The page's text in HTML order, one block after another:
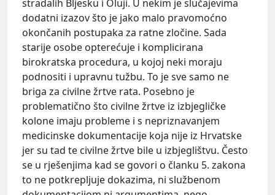
stradalih Bljesku i Oluji. U nekim je slučajevima
dodatni izazov što je jako malo pravomoćno
okončanih postupaka za ratne zločine. Sada
starije osobe opterećuje i komplicirana
birokratska procedura, u kojoj neki moraju
podnositi i upravnu tužbu. To je sve samo ne
briga za civilne žrtve rata. Posebno je
problematično što civilne žrtve iz izbjegličke
kolone imaju probleme i s nepriznavanjem
medicinske dokumentacije koja nije iz Hrvatske
jer su tad te civilne žrtve bile u izbjeglištvu. Često
se u rješenjima kad se govori o članku 5. zakona
to ne potkrepljuje dokazima, ni službenom